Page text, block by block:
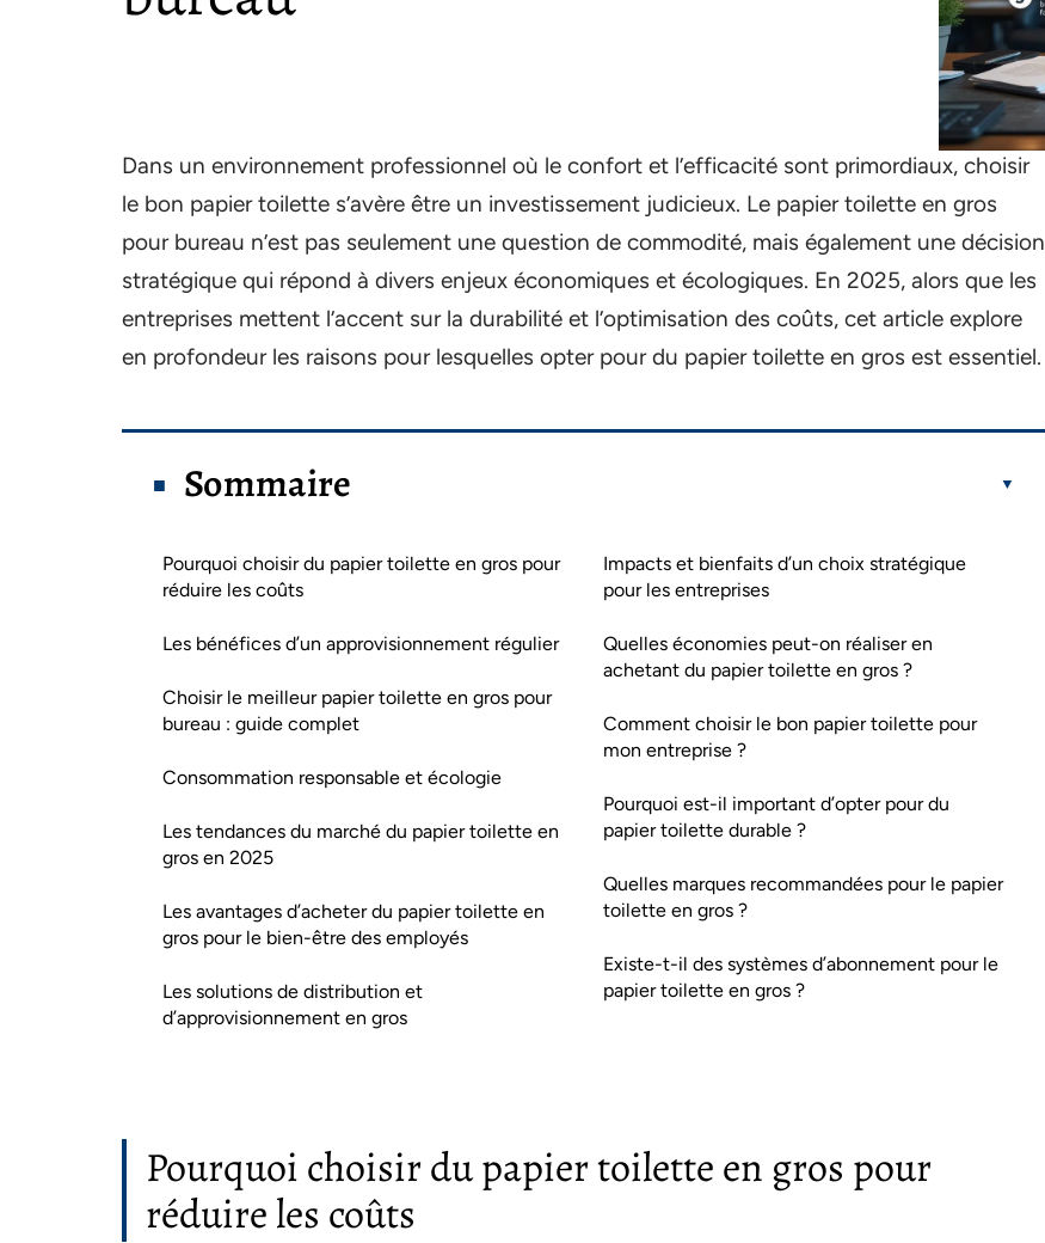
Dans un environnement professionnel où le confort et l’efficacité sont primordiaux, choisir
le bon papier toilette s’avère être un investissement judicieux. Le papier toilette en gros
pour bureau n’est pas seulement une question de commodité, mais également une décision
stratégique qui répond à divers enjeux économiques et écologiques. En 2025, alors que les
entreprises mettent l’accent sur la durabilité et l’optimisation des coûts, cet article explore
en profondeur les raisons pour lesquelles opter pour du papier toilette en gros est essentiel.
Sommaire
Pourquoi choisir du papier toilette en gros pour
réduire les coûts
Les bénéfices d’un approvisionnement régulier
Choisir le meilleur papier toilette en gros pour
bureau : guide complet
Consommation responsable et écologie
Les tendances du marché du papier toilette en
gros en 2025
Les avantages d’acheter du papier toilette en
gros pour le bien-être des employés
Les solutions de distribution et
d’approvisionnement en gros
Impacts et bienfaits d’un choix stratégique
pour les entreprises
Quelles économies peut-on réaliser en
achetant du papier toilette en gros ?
Comment choisir le bon papier toilette pour
mon entreprise ?
Pourquoi est-il important d’opter pour du
papier toilette durable ?
Quelles marques recommandées pour le papier
toilette en gros ?
Existe-t-il des systèmes d’abonnement pour le
papier toilette en gros ?
Pourquoi choisir du papier toilette en gros pour
réduire les coûts